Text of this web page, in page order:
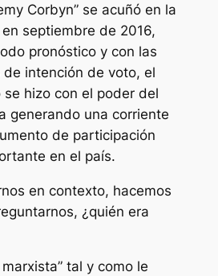
Corbyn” se acuñó en la
septiembre de 2016,
pronóstico y con las
intención de voto, el
hizo con el poder del
generando una corriente
de participación
en el país.
en contexto, hacemos
¿quién era
tal y como le